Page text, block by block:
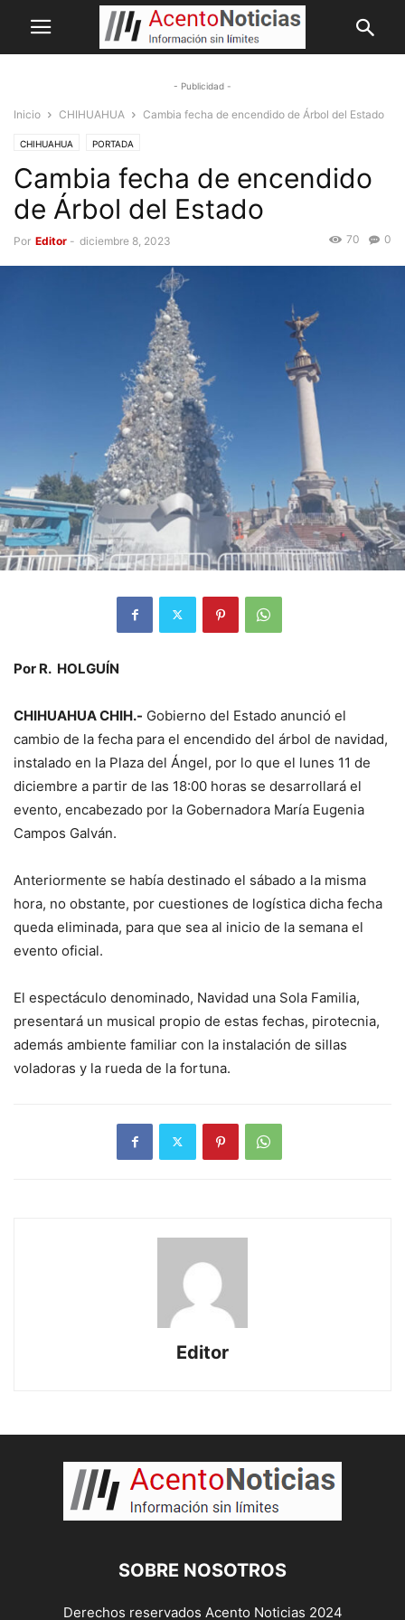
- Publicidad -
Inicio CHIHUAHUA Cambia fecha de encendido de Árbol del Estado
CHIHUAHUA PORTADA
Cambia fecha de encendido
de Árbol del Estado
Por Editor - diciembre 8, 2023 0
70
Por R. HOLGUÍN
CHIHUAHUA CHIH.- Gobierno del Estado anunció el
cambio de la fecha para el encendido del árbol de navidad,
instalado en la Plaza del Ángel, por lo que el lunes 11 de
diciembre a partir de las 18:00 horas se desarrollará el
evento, encabezado por la Gobernadora María Eugenia
Campos Galván.
Anteriormente se había destinado el sábado a la misma
hora, no obstante, por cuestiones de logística dicha fecha
queda eliminada, para que sea al inicio de la semana el
evento oficial.
El espectáculo denominado, Navidad una Sola Familia,
presentará un musical propio de estas fechas, pirotecnia,
además ambiente familiar con la instalación de sillas
voladoras y la rueda de la fortuna.
Editor
SOBRE NOSOTROS
Derechos reservados Acento Noticias 2024